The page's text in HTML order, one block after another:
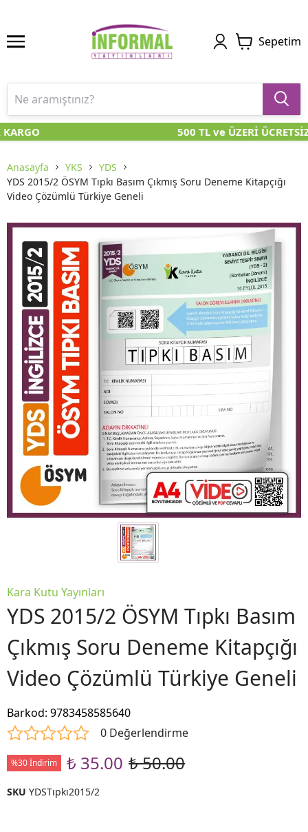
Sepetim
500 TL ve ÜZERİ
Anasayfa YKS
YDS
YDS 2015/2 ÖSYM Tıpkı Basım Çıkmış Soru Deneme Kitapçığı
Video Çözümlü Türkiye Geneli
Kara Kutu Yayınları
YDS 2015/2 ÖSYM Tıpkı Basım
Çıkmış Soru Deneme Kitapçığı
Video Çözümlü Türkiye Geneli
Barkod: 9783458585640
0 Değerlendirme
%30 İndirim ₺ 35.00 ₺ 50.00
SKU YDSTıpkı2015/2